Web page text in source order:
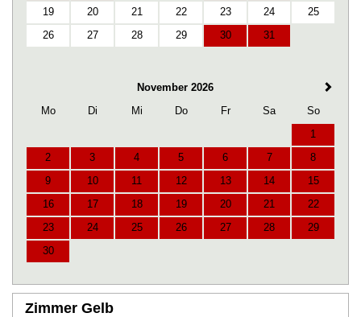
19
20 21 22 23 24
25
26
27 28 29 30 31
November 2026
Mo
Di Mi Do Fr Sa
So
1
2
3 4 5 6 7
8
9
10 11 12 13 14
15
16
17 18 19 20 21
22
23
24 25 26 27 28
29
30
Zimmer Gelb